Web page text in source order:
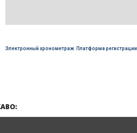
Электронный хронометраж Платформа регистрации